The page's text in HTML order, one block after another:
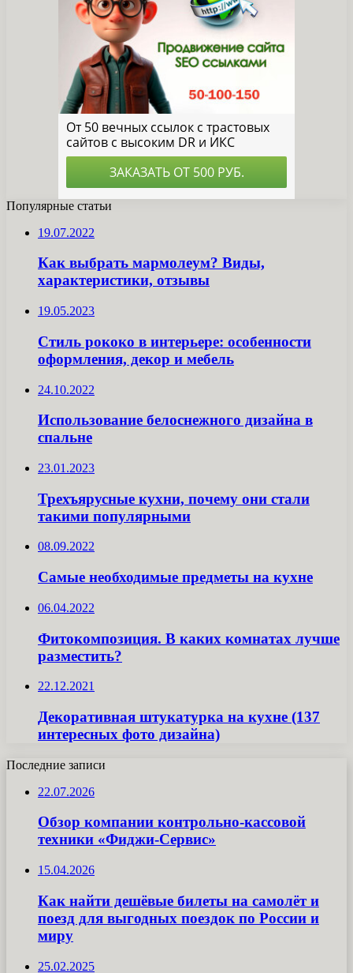
Популярные статьи
19.07.2022
Как выбрать мармолеум? Виды,
характеристики, отзывы
19.05.2023
Стиль рококо в интерьере: особенности
оформления, декор и мебель
24.10.2022
Использование белоснежного дизайна в
спальне
23.01.2023
Трехъярусные кухни, почему они стали
такими популярными
08.09.2022
Самые необходимые предметы на кухне
06.04.2022
Фитокомпозиция. В каких комнатах лучше
разместить?
22.12.2021
Декоративная штукатурка на кухне (137
интересных фото дизайна)
Последние записи
22.07.2026
Обзор компании контрольно-кассовой
техники «Фиджи-Сервис»
15.04.2026
Как найти дешёвые билеты на самолёт и
поезд для выгодных поездок по России и
миру
25.02.2025